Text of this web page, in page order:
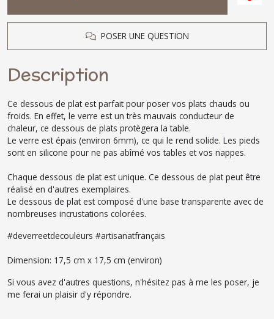
POSER UNE QUESTION
Description
Ce dessous de plat est parfait pour poser vos plats chauds ou
froids. En effet, le verre est un très mauvais conducteur de
chaleur, ce dessous de plats protègera la table.
Le verre est épais (environ 6mm), ce qui le rend solide. Les pieds
sont en silicone pour ne pas abîmé vos tables et vos nappes.
Chaque dessous de plat est unique. Ce dessous de plat peut être
réalisé en d'autres exemplaires.
Le dessous de plat est composé d'une base transparente avec de
nombreuses incrustations colorées.
#deverreetdecouleurs #artisanatfrançais
Dimension: 17,5 cm x 17,5 cm (environ)
Si vous avez d'autres questions, n'hésitez pas à me les poser, je
me ferai un plaisir d'y répondre.